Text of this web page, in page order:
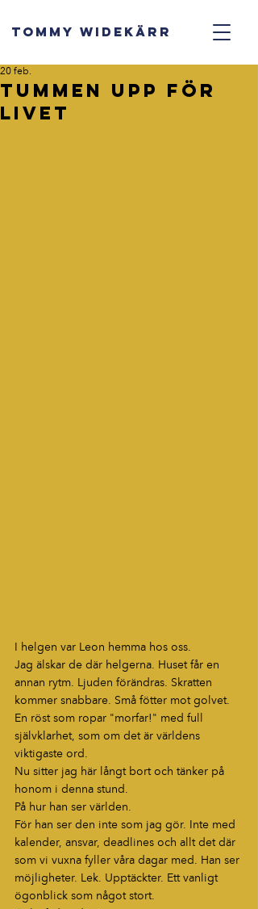
TOMMY WIDEKÄRR
Tummen upp för
livet
20 feb.
I helgen var Leon hemma hos oss.
Jag älskar de där helgerna. Huset får en
annan rytm. Ljuden förändras. Skratten
kommer snabbare. Små fötter mot golvet.
En röst som ropar "morfar!" med full
självklarhet, som om det är världens
viktigaste ord.
Nu sitter jag här långt bort och tänker på
honom i denna stund.
På hur han ser världen.
För han ser den inte som jag gör. Inte med
kalender, ansvar, deadlines och allt det där
som vi vuxna fyller våra dagar med. Han ser
möjligheter. Lek. Upptäckter. Ett vanligt
ögonblick som något stort.